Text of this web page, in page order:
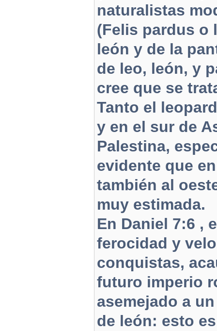
naturalistas
(Felis pardus o
león y de la
de leo, león, y
cree que se
Tanto el
y en el sur de
Palestina,
evidente que
también al
muy estimada.
En Daniel 7:6 ,
ferocidad y
conquistas,
futuro imperio
asemejado a
de león: esto